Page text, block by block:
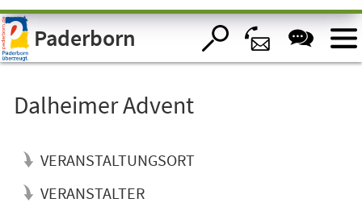
Visuelle
Assistenzsoftware
öffnen.Paderborn
Dalheimer Advent
VERANSTALTUNGSORT
VERANSTALTER